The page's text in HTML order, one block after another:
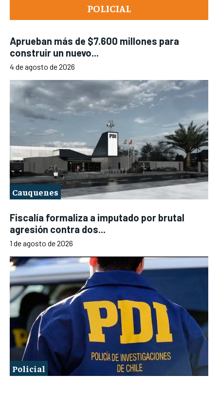
POLICIAL
Aprueban más de $7.600 millones para
construir un nuevo...
4 de agosto de 2026
Cauquenes
Fiscalía formaliza a imputado por brutal
agresión contra dos...
1 de agosto de 2026
Policial